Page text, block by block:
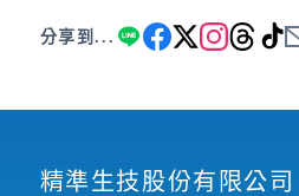
分享到...
精準生技股份有限公司